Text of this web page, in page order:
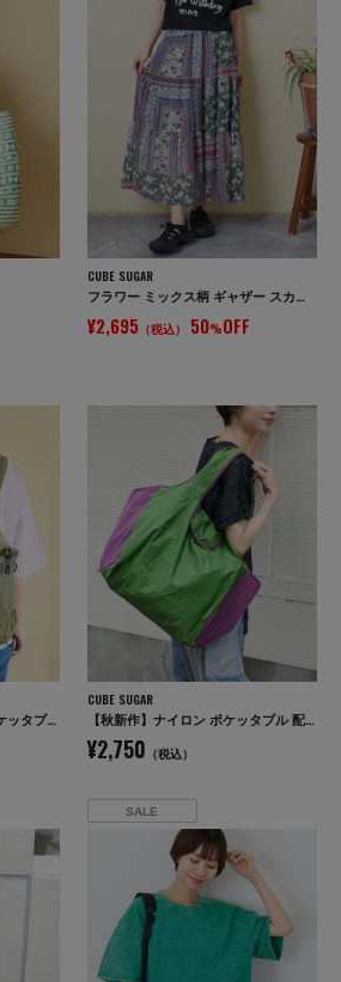
CUBE SUGAR
フラワー ミックス柄 ギャザー スカート
¥2,695（税込） 50%OFF
ナイロン リップストップ ポケッタブル リュック
CUBE SUGAR
【秋新作】ナイロン ポケッタブル 配色 マルシェ バッグ
¥2,750 （税込）
SALE